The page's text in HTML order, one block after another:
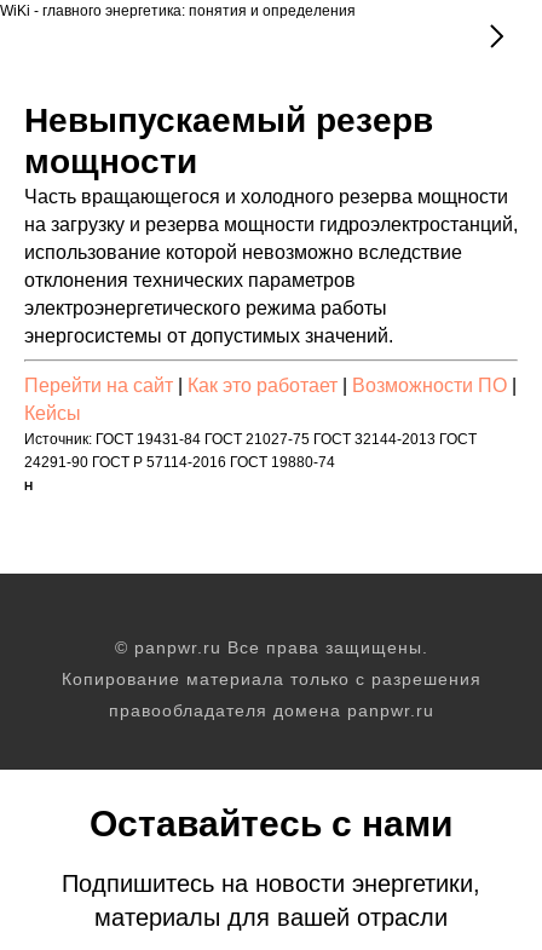
WiKi - главного энергетика: понятия и определения
Невыпускаемый резерв
мощности
Часть вращающегося и холодного резерва мощности
на загрузку и резерва мощности гидроэлектростанций,
использование которой невозможно вследствие
отклонения технических параметров
электроэнергетического режима работы
энергосистемы от допустимых значений.
Перейти на сайт Как это работает Возможности ПО
Кейсы
Источник: ГОСТ 19431-84 ГОСТ 21027-75 ГОСТ 32144-2013 ГОСТ
24291-90 ГОСТ Р 57114-2016 ГОСТ 19880-74
Н
© panpwr.ru Все права защищены.
Копирование материала только с разрешения
правообладателя домена panpwr.ru
Оставайтесь с нами
Подпишитесь на новости энергетики,
материалы для вашей отрасли